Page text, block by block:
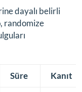
dayalı belirli
randomize
Süre Kanıt